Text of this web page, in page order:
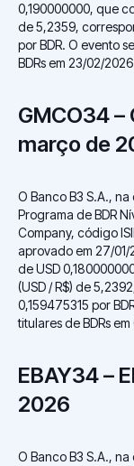
0,190000000, que
de 5,2359,
por BDR. O evento
BDRs em 23/02/
GMCO34
março de
O Banco B3 S.A.,
Programa de BDR
Company, código
aprovado em 27/
de USD
(USD / R$) de
0,159475315 por
titulares de BDRs
EBAY34 –
2026
O Banco B3 S.A.,